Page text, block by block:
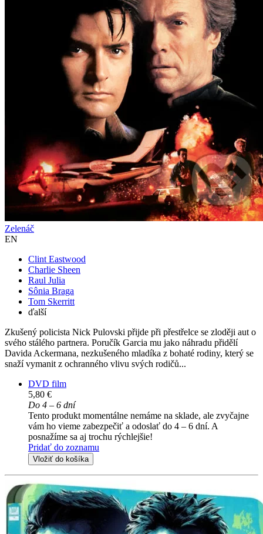
Zelenáč
EN
Clint Eastwood
Charlie Sheen
Raul Julia
Sônia Braga
Tom Skerritt
ďalší
Zkušený policista Nick Pulovski přijde při přestřelce se zloději aut o
svého stálého partnera. Poručík Garcia mu jako náhradu přidělí
Davida Ackermana, nezkušeného mladíka z bohaté rodiny, který se
snaží vymanit z ochranného vlivu svých rodičů...
DVD film
5,80 €
Do 4 – 6 dní
Tento produkt momentálne nemáme na sklade, ale zvyčajne
vám ho vieme zabezpečiť a odoslať do 4 – 6 dní. A
posnažíme sa aj trochu rýchlejšie!
Pridať do zoznamu
Vložiť do košíka